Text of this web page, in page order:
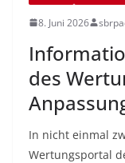
8. Juni 2026
des
In nicht einmal
Wertungsportal